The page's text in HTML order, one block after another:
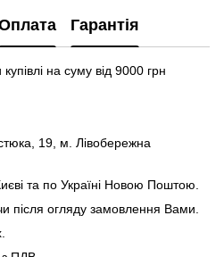
Гарантія
на суму від 9000 грн
19, м. Лівобережна
та по Україні Новою Поштою.
після огляду замовлення Вами.